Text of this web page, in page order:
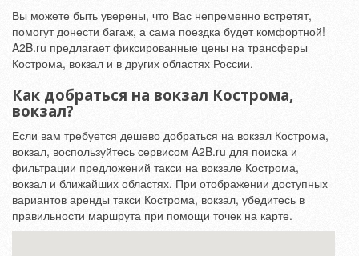
Вы можете быть уверены, что Вас непременно встретят,
помогут донести багаж, а сама поездка будет комфортной!
A2B.ru предлагает фиксированные цены на трансферы
Кострома, вокзал и в других областях России.
Как добраться на вокзал Кострома,
вокзал?
Если вам требуется дешево добраться на вокзал Кострома,
вокзал, воспользуйтесь сервисом A2B.ru для поиска и
фильтрации предложений такси на вокзале Кострома,
вокзал и ближайших областях. При отображении доступных
вариантов аренды такси Кострома, вокзал, убедитесь в
правильности маршрута при помощи точек на карте.